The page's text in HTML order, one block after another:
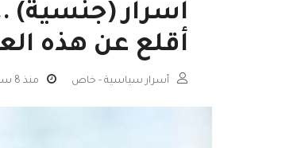
اسرار (جنسية)
أقلع عن هذه
أسرار سياسية - خاص منذ 8 سنوات